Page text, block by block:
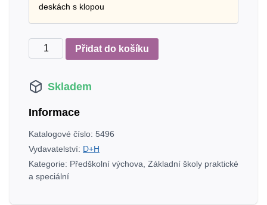
deskách s klopou
Portfolio
předškoláčka
Přidat do košíku
Skladem
Informace
Katalogové číslo: 5496
Vydavatelství: D+H
Kategorie: Předškolní výchova Základní školy praktické
a speciální